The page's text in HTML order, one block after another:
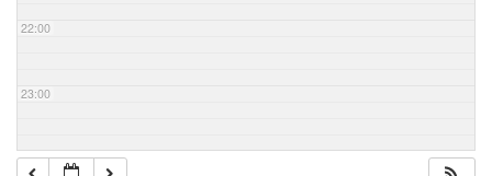
22:00
23:00